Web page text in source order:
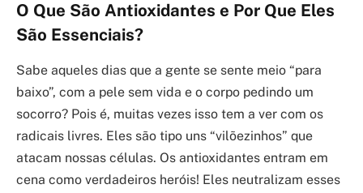
O Que São Antioxidantes e Por Que Eles
São Essenciais?
Sabe aqueles dias que a gente se sente meio “para
baixo”, com a pele sem vida e o corpo pedindo um
socorro? Pois é, muitas vezes isso tem a ver com os
radicais livres. Eles são tipo uns “vilõezinhos” que
atacam nossas células. Os antioxidantes entram em
cena como verdadeiros heróis! Eles neutralizam esses